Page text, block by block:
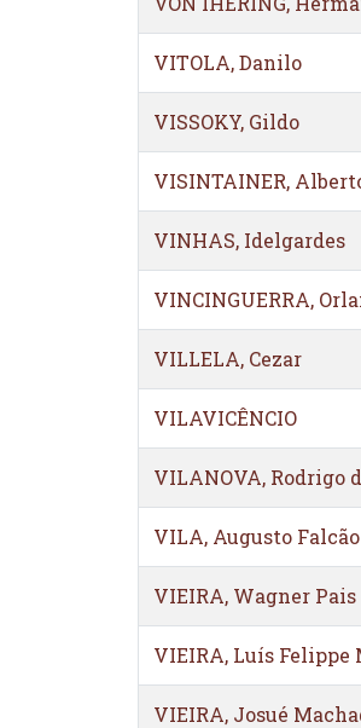
VITOLA, Danilo
VISSOKY, Gildo
VISINTAINER,
VINHAS, Idelgardes
VINCINGUERRA,
VILLELA, Cezar
VILAVICÊNCIO
VILANOVA, Rodrigo
VILA, Augusto Falcão
VIEIRA, Wagner Pais
VIEIRA, Luís Felippe
VIEIRA, Josué